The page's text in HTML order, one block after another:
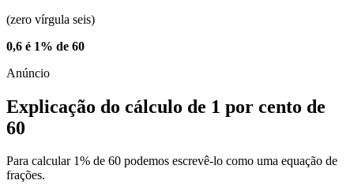
(zero vírgula seis)
0,6 é 1% de 60
Explicação do cálculo de 1 por cento de
60
Para calcular 1% de 60 podemos escrevê-lo como uma equação de
frações.